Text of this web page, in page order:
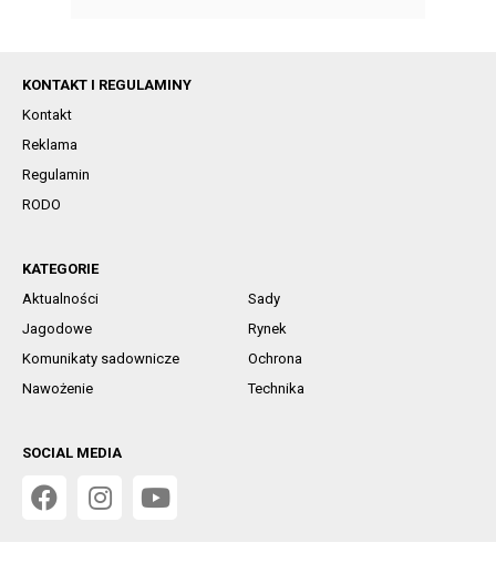
KONTAKT I REGULAMINY
Kontakt
Reklama
Regulamin
RODO
KATEGORIE
Aktualności
Sady
Jagodowe
Rynek
Komunikaty sadownicze
Ochrona
Nawożenie
Technika
SOCIAL MEDIA